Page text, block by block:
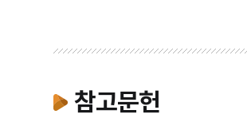
참고문헌